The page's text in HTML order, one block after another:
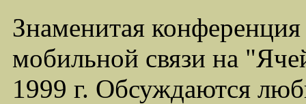
Знаменитая
мобильной связи на
1999 г. Обсуждаются